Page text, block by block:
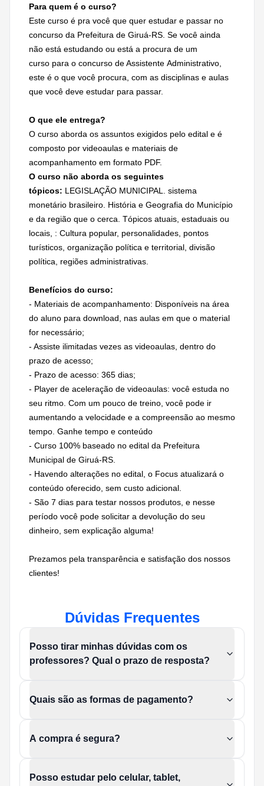
Para quem é o curso?
Este curso é pra você que quer estudar e passar no
concurso da Prefeitura de Giruá-RS. Se você ainda
não está estudando ou está a procura de um
curso para o concurso de Assistente Administrativo,
este é o que você procura, com as disciplinas e aulas
que você deve estudar para passar.
O que ele entrega?
O curso aborda os assuntos exigidos pelo edital e é
composto por videoaulas e materiais de
acompanhamento em formato PDF.
O curso não aborda os seguintes
tópicos: LEGISLAÇÃO MUNICIPAL. sistema
monetário brasileiro. História e Geografia do Município
e da região que o cerca. Tópicos atuais, estaduais ou
locais, : Cultura popular, personalidades, pontos
turísticos, organização política e territorial, divisão
política, regiões administrativas.
Benefícios do curso:
- Materiais de acompanhamento: Disponíveis na área
do aluno para download, nas aulas em que o material
for necessário;
- Assiste ilimitadas vezes as videoaulas, dentro do
prazo de acesso;
- Prazo de acesso: 365 dias;
- Player de aceleração de videoaulas: você estuda no
seu ritmo. Com um pouco de treino, você pode ir
aumentando a velocidade e a compreensão ao mesmo
tempo. Ganhe tempo e conteúdo
- Curso 100% baseado no edital da Prefeitura
Municipal de Giruá-RS.
- Havendo alterações no edital, o Focus atualizará o
conteúdo oferecido, sem custo adicional.
- São 7 dias para testar nossos produtos, e nesse
período você pode solicitar a devolução do seu
dinheiro, sem explicação alguma!
Prezamos pela transparência e satisfação dos nossos
clientes!
Dúvidas Frequentes
Posso tirar minhas dúvidas com os
professores? Qual o prazo de resposta?
Quais são as formas de pagamento?
A compra é segura?
Posso estudar pelo celular, tablet,